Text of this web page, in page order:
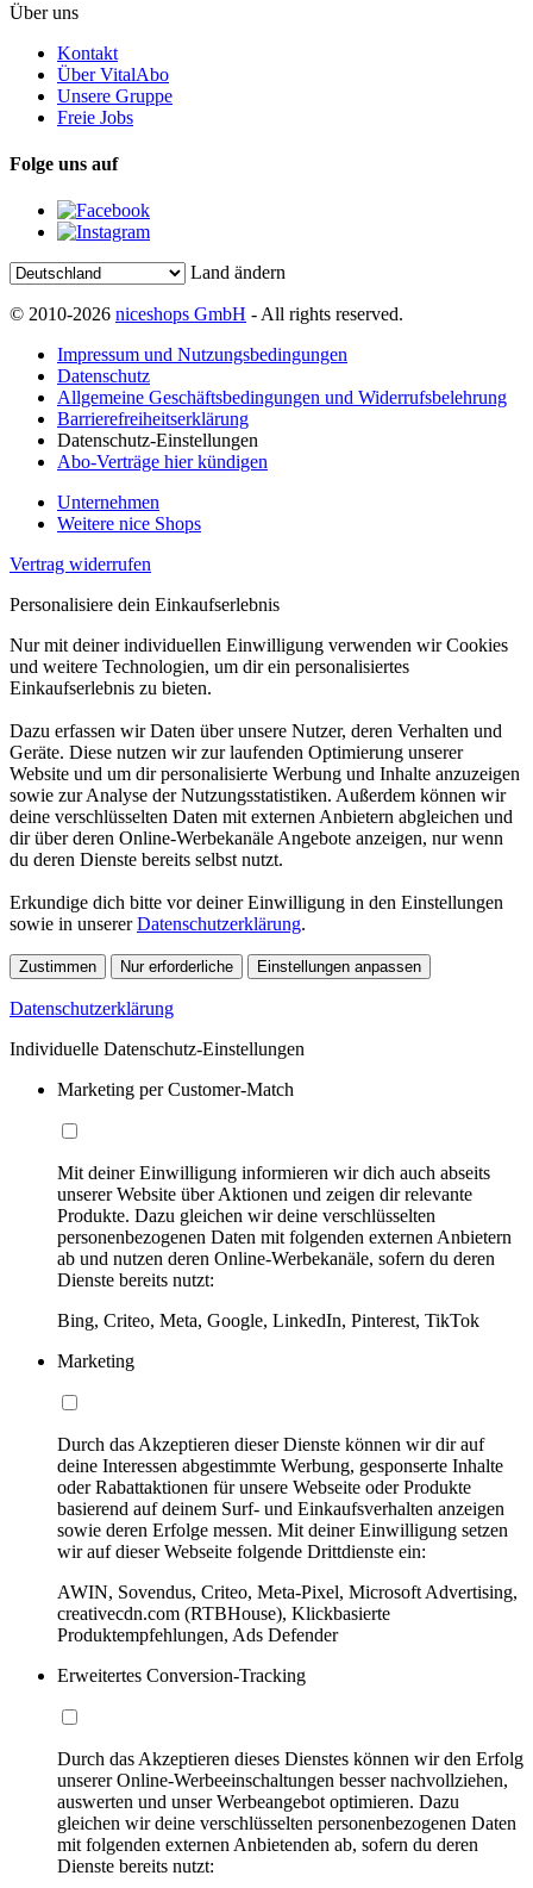
Über uns
Kontakt
Über VitalAbo
Unsere Gruppe
Freie Jobs
Folge uns auf
Land ändern
© 2010-2026 niceshops GmbH - All rights reserved.
Impressum und Nutzungsbedingungen
Datenschutz
Allgemeine Geschäftsbedingungen und Widerrufsbelehrung
Barrierefreiheitserklärung
Datenschutz-Einstellungen
Abo-Verträge hier kündigen
Unternehmen
Weitere nice Shops
Vertrag widerrufen
Personalisiere dein Einkaufserlebnis
Nur mit deiner individuellen Einwilligung verwenden wir Cookies
und weitere Technologien, um dir ein personalisiertes
Einkaufserlebnis zu bieten.
Dazu erfassen wir Daten über unsere Nutzer, deren Verhalten und
Geräte. Diese nutzen wir zur laufenden Optimierung unserer
Website und um dir personalisierte Werbung und Inhalte anzuzeigen
sowie zur Analyse der Nutzungsstatistiken. Außerdem können wir
deine verschlüsselten Daten mit externen Anbietern abgleichen und
dir über deren Online-Werbekanäle Angebote anzeigen, nur wenn
du deren Dienste bereits selbst nutzt.
Erkundige dich bitte vor deiner Einwilligung in den Einstellungen
sowie in unsererDatenschutzerklärung.
Zustimmen Nur erforderliche Einstellungen anpassen
Datenschutzerklärung
Individuelle Datenschutz-Einstellungen
Marketing per Customer-Match
Mit deiner Einwilligung informieren wir dich auch abseits
unserer Website über Aktionen und zeigen dir relevante
Produkte. Dazu gleichen wir deine verschlüsselten
personenbezogenen Daten mit folgenden externen Anbietern
ab und nutzen deren Online-Werbekanäle, sofern du deren
Dienste bereits nutzt:
Bing, Criteo, Meta, Google, LinkedIn, Pinterest, TikTok
Marketing
Durch das Akzeptieren dieser Dienste können wir dir auf
deine Interessen abgestimmte Werbung, gesponserte Inhalte
oder Rabattaktionen für unsere Webseite oder Produkte
basierend auf deinem Surf- und Einkaufsverhalten anzeigen
sowie deren Erfolge messen. Mit deiner Einwilligung setzen
wir auf dieser Webseite folgende Drittdienste ein:
AWIN, Sovendus, Criteo, Meta-Pixel, Microsoft Advertising,
creativecdn.com (RTBHouse), Klickbasierte
Produktempfehlungen, Ads Defender
Erweitertes Conversion-Tracking
Durch das Akzeptieren dieses Dienstes können wir den Erfolg
unserer Online-Werbeeinschaltungen besser nachvollziehen,
auswerten und unser Werbeangebot optimieren. Dazu
gleichen wir deine verschlüsselten personenbezogenen Daten
mit folgenden externen Anbietenden ab, sofern du deren
Dienste bereits nutzt: